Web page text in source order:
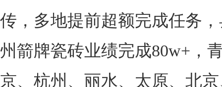
传，多地提前超额完成任务
州箭牌瓷砖业绩完成80w+，
京、杭州、丽水、太原、北